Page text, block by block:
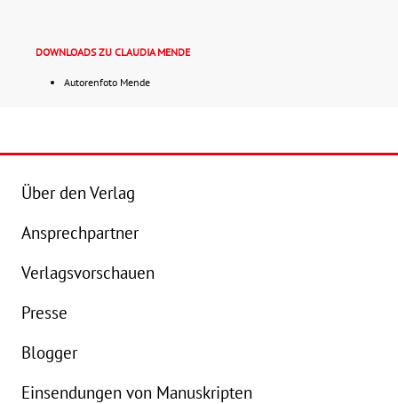
DOWNLOADS ZU CLAUDIA MENDE
Autorenfoto Mende
Über den Verlag
Ansprechpartner
Verlagsvorschauen
Presse
Blogger
Einsendungen von Manuskripten